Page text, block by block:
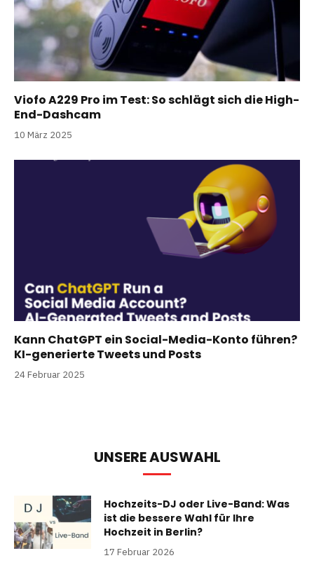
Viofo A229 Pro im Test: So schlägt sich die High-
End-Dashcam
10 März 2025
Kann ChatGPT ein Social-Media-Konto führen?
KI-generierte Tweets und Posts
24 Februar 2025
UNSERE AUSWAHL
Hochzeits-DJ oder Live-Band: Was
ist die bessere Wahl für Ihre
Hochzeit in Berlin?
17 Februar 2026